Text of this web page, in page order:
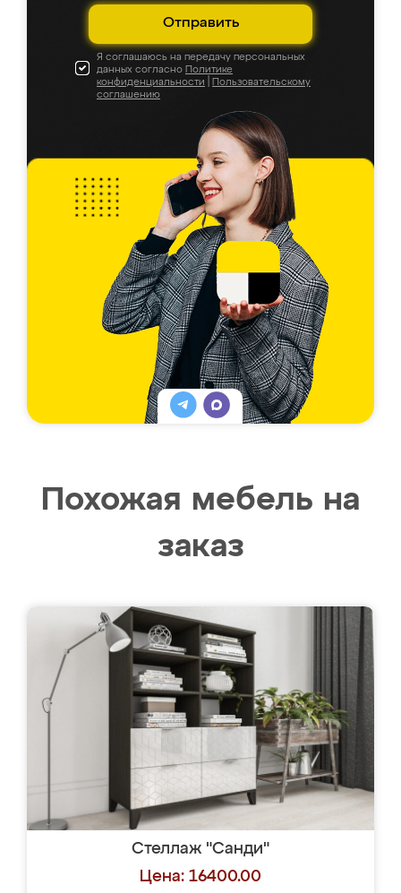
Отправить
Я соглашаюсь на передачу персональных
данных согласно Политике
конфиденциальности
Пользовательскому
соглашению
Похожая мебель на
заказ
Стеллаж "Санди"
Цена: 16400.00